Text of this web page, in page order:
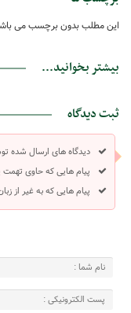
این مطلب بدون برچسب می
بیشتر بخوانید...
ثبت دیدگاه
دیدگاه های ارسال شده
پیام هایی که حاوی تهمت
پیام هایی که به غیر از